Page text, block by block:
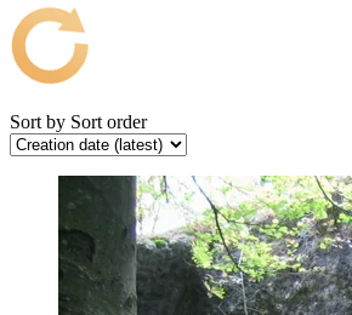
Sort by Sort order